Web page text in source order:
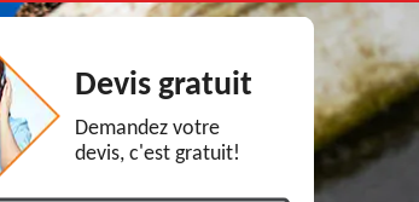
Devis gratuit
Demandez votre
devis, c'est gratuit!